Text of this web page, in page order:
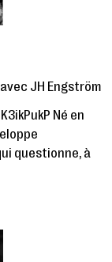
avec JH Engström
Né en
questionne, à